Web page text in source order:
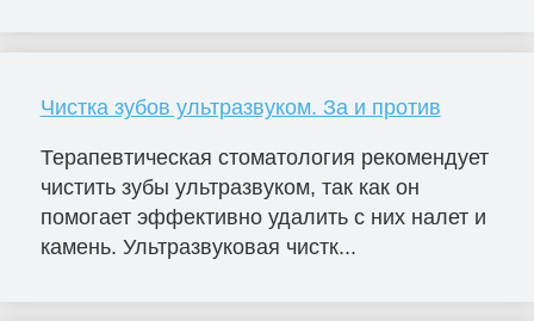
Чистка зубов ультразвуком. За и против
Терапевтическая стоматология рекомендует
чистить зубы ультразвуком, так как он
помогает эффективно удалить с них налет и
камень. Ультразвуковая чистк...